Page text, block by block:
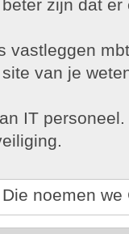
zijn dat
vastleggen
van je
IT personeel.
noemen we